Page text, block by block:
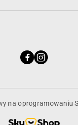
na oprogramowaniu